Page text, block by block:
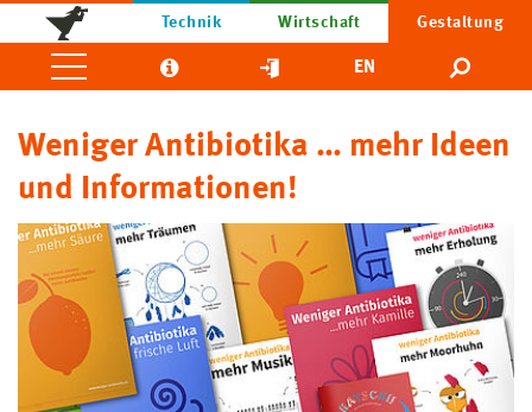
Technik Wirtschaft Gestaltung
EN
Weniger Antibiotika … mehr Ideen
und Informationen!